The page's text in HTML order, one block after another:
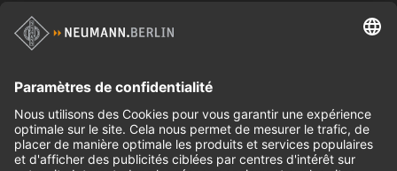
Produits historiques